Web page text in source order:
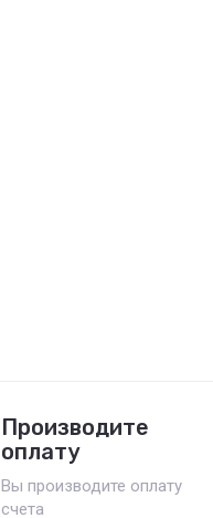
Производите
оплату
Вы производите оплату
счета